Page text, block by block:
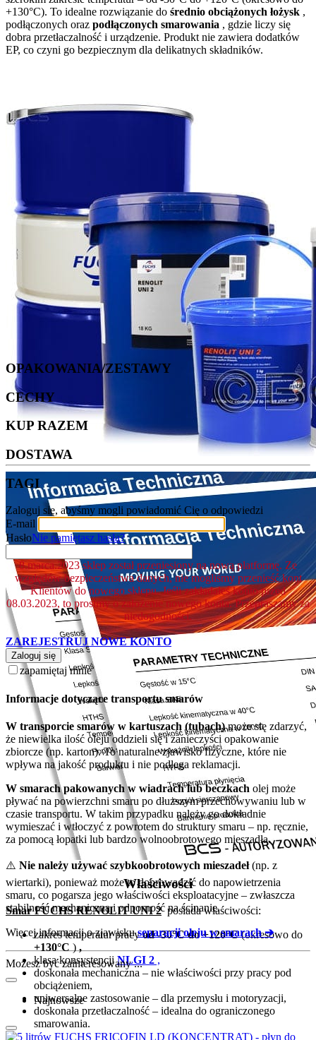
+130°C). To idealne rozwiązanie do średnio obciążonych łożysk ,
podłączonych oraz podłączonych smarowania , gdzie liczy się
dobra przetłaczalność i urządzenie. Produkt nie zawiera dodatków
EP, co czyni go bezpiecznym dla delikatnych składników.
Właściwości
Smar FUCHS RENOLIT UNI 2 posiada właściwości:
zakres temperatur pracyod -30°C do +120°C(okresowo do
+130°C),
klasa konsystencjiNLGI 2 ,
doskonała mechaniczna – nie właściwości przy pracy pod
obciążeniem,
uniwersalne zastosowanie – dla przemysłu i motoryzacji,
doskonała przetłaczalność – idealna do ograniczonego
smarowania.
OPAKOWANIA/ZESTAWY
CECHY
KUP RAZEM
DOSTAWA
TAGI
Zaloguj się, abyśmy mogli powiadomić Cię o odpowiedzi
E-mail
HasłoNie pamiętasz hasła?
8.marca.2023 sklep został przeniesiony na nową platformę. Ze
względów bezpieczeństwa danych, nie mogliśmy przenieść kont
Klientów do nowego sklepu. Jeśli zakładałeś konto przed
08.03.2023, to prosimy o założenie nowego konta. Przepraszamy za
niedogodności.
ZAREJESTRUJ NOWE KONTO
Zaloguj się
zapamiętaj mnie
Informacje dotyczące transportu smarów
W transporcie smarów w kartuszach (tubach)może się zdarzyć,
że niewielka ilość oleju oddzieli się i zanieczyści opakowanie
zbiorcze (np. karton). To naturalne zjawisko fizyczne, które nie
wpływa na jakość produktu i nie podlega reklamacji.
W smarach pakowanych w wiadrach lub beczkach olej może
pływać na powierzchni smaru po dłuższym przechowywaniu lub w
czasie transportu. W takim przypadku należy go dokładnie
wymieszać i wtłoczyć z powrotem do struktury smaru – np. ręcznie,
za pomocą łopatki lub bardzo wolnoobrotowego mieszadła.
⚠️ Nie należy używać szybkoobrotowych mieszadeł(np. z
wiertarki), ponieważ może to doprowadzić do napowietrzenia
smaru, co pogarsza jego właściwości eksploatacyjne – zwłaszcza
stabilność mechaniczną i odporność na ścinanie.
Więcej informacji o zjawiskuseparacji oleju w smarach ➔
Możesz być zainteresowany ...
Najnowsze